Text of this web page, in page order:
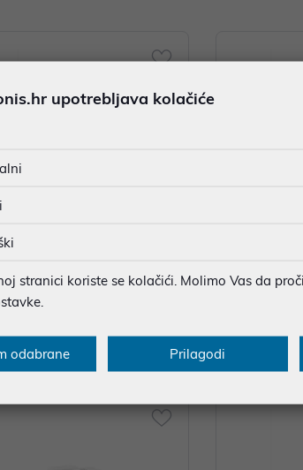
app, Alexa & Google As
ata/prozor,
upotrebljava kolačiće
stranici koriste se kolačići. Molimo Vas da
odabrane Prilagodi